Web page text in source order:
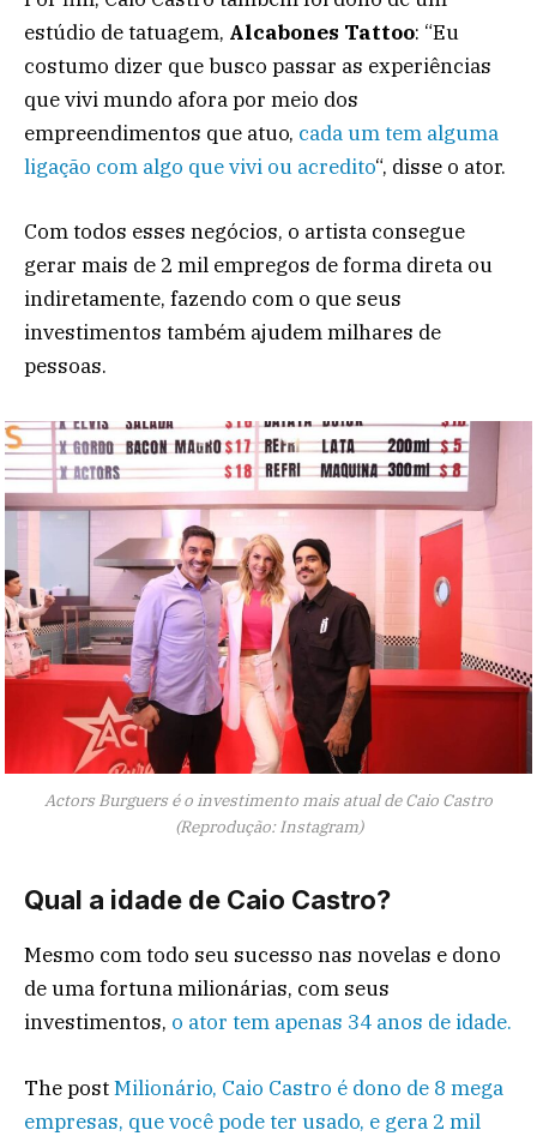
estúdio de tatuagem, Alcabones Tattoo: “Eu
costumo dizer que busco passar as experiências
que vivi mundo afora por meio dos
empreendimentos que atuo, cada um tem alguma
ligação com algo que vivi ou acredito“, disse o ator.
Com todos esses negócios, o artista consegue
gerar mais de 2 mil empregos de forma direta ou
indiretamente, fazendo com o que seus
investimentos também ajudem milhares de
pessoas.
Actors Burguers é o investimento mais atual de Caio Castro
(Reprodução: Instagram)
Qual a idade de Caio Castro?
Mesmo com todo seu sucesso nas novelas e dono
de uma fortuna milionárias, com seus
investimentos, o ator tem apenas 34 anos de idade.
The postMilionário, Caio Castro é dono de 8 mega
empresas, que você pode ter usado, e gera 2 mil